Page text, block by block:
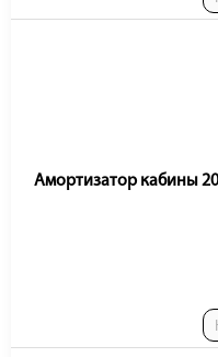
Амортизатор кабины